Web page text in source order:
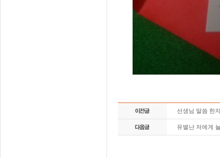
선생님 말씀 한
유별난 저에게